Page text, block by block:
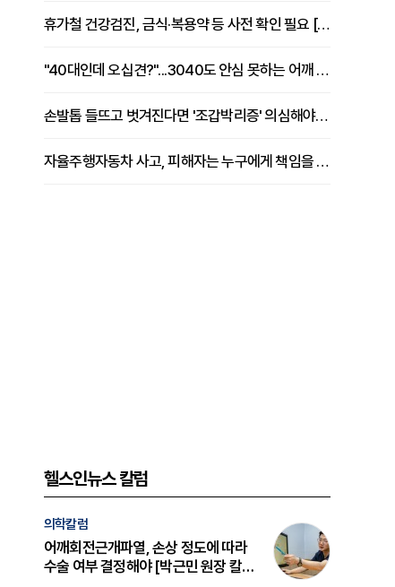
휴가철 건강검진, 금식·복용약 등 사전 확인 필요 [정도감 원장 칼럼]
"40대인데 오십견?"...3040도 안심 못하는 어깨 유착성 관절낭염
손발톱 들뜨고 벗겨진다면 '조갑박리증' 의심해야 [김철윤 원장 칼럼]
자율주행자동차 사고, 피해자는 누구에게 책임을 물을 수 있을까
헬스인뉴스 칼럼
의학칼럼
어깨회전근개파열, 손상 정도에 따라
수술 여부 결정해야 [박근민 원장 칼